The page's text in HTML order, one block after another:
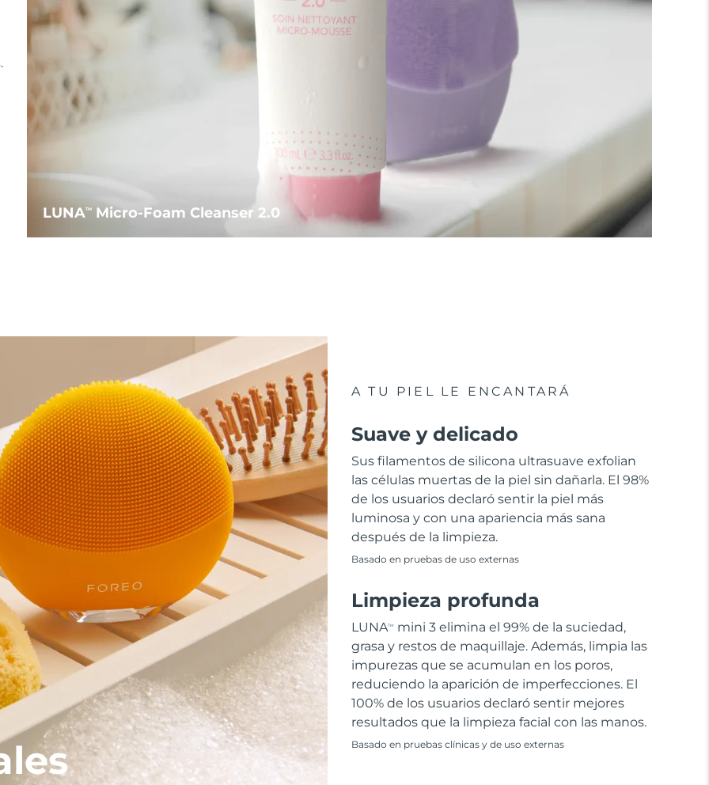
LUNATMMicro-Foam Cleanser 2.0
A TU PIEL LE ENCANTARÁ
Suave y delicado
Sus filamentos de silicona ultrasuave exfolian
las células muertas de la piel sin dañarla. El 98%
de los usuarios declaró sentir la piel más
luminosa y con una apariencia más sana
después de la limpieza.
Basado en pruebas de uso externas
Limpieza profunda
LUNATM
mini 3 elimina el 99% de la suciedad,
grasa y restos de maquillaje. Además, limpia las
impurezas que se acumulan en los poros,
reduciendo la aparición de imperfecciones. El
100% de los usuarios declaró sentir mejores
resultados que la limpieza facial con las manos.
Basado en pruebas clínicas y de uso externas